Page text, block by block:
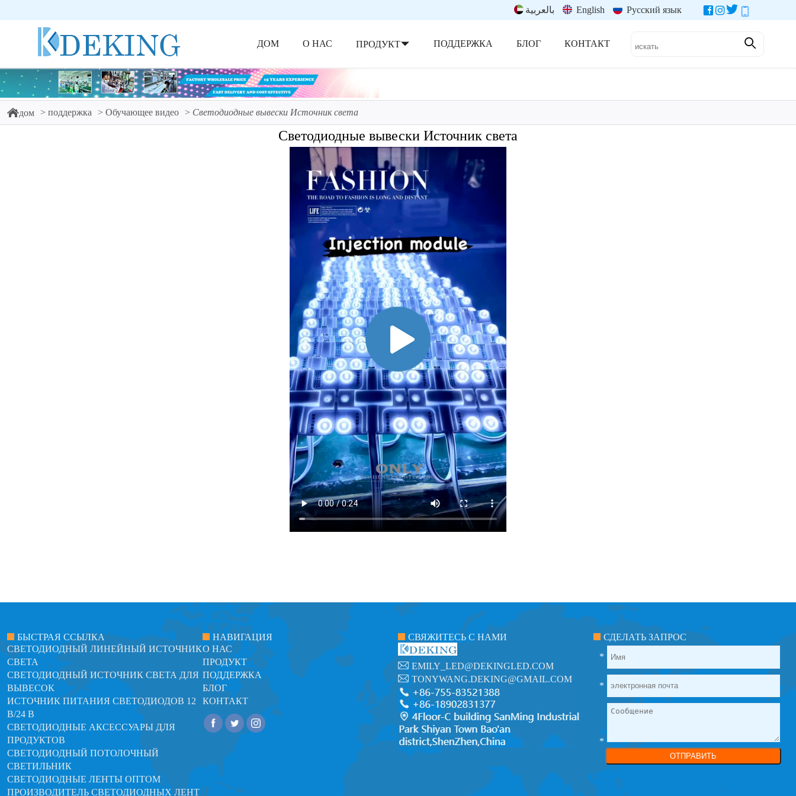
بالعربية English Русский язык
ДОМ О НАС ПРОДУКТ ПОДДЕРЖКА БЛОГ КОНТАКТ
дом поддержка Обучающее видео Светодиодные вывески Источник света
Светодиодные вывески Источник света
БЫСТРАЯ ССЫЛКА
СВЕТОДИОДНЫЙ ЛИНЕЙНЫЙ ИСТОЧНИК
СВЕТА
СВЕТОДИОДНЫЙ ИСТОЧНИК СВЕТА ДЛЯ
ВЫВЕСОК
ИСТОЧНИК ПИТАНИЯ СВЕТОДИОДОВ 12
В/24 В
СВЕТОДИОДНЫЕ АКСЕССУАРЫ ДЛЯ
ПРОДУКТОВ
СВЕТОДИОДНЫЙ ПОТОЛОЧНЫЙ
СВЕТИЛЬНИК
СВЕТОДИОДНЫЕ ЛЕНТЫ ОПТОМ
ПРОИЗВОДИТЕЛЬ СВЕТОДИОДНЫХ ЛЕНТ
НАВИГАЦИЯ
О НАС
ПРОДУКТ
ПОДДЕРЖКА
БЛОГ
КОНТАКТ
СВЯЖИТЕСЬ С НАМИ
EMILY_LED@DEKINGLED.COM
TONYWANG.DEKING@GMAIL.COM
СДЕЛАТЬ ЗАПРОС
*
*
*
ОТПРАВИТЬ